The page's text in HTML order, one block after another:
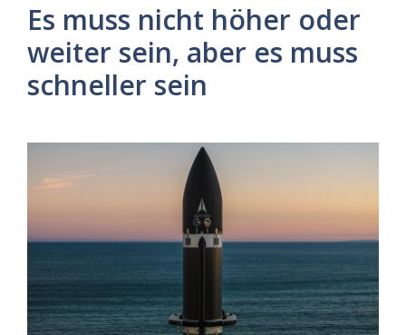
Es muss nicht höher oder
weiter sein, aber es muss
schneller sein